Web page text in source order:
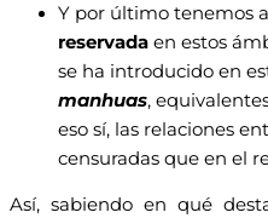
Y por último tenemos a
reservada en estos
se ha introducido en
manhuas,
eso sí, las relaciones
censuradas que en el
Así, sabiendo en qué